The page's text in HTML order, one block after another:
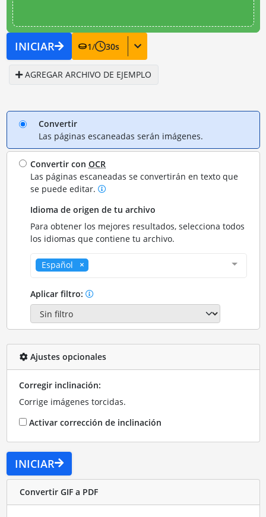
INICIAR 1/ 30s
AGREGAR ARCHIVO DE EJEMPLO
Convertir
Las páginas escaneadas serán imágenes.
Convertir conOCR
Las páginas escaneadas se convertirán en texto que
se puede editar.
Idioma de origen de tu archivo
Para obtener los mejores resultados, selecciona todos
los idiomas que contiene tu archivo.
Español
Aplicar filtro:
Ajustes opcionales
Corregir inclinación:
Corrige imágenes torcidas.
Activar corrección de inclinación
INICIAR
Convertir GIF a PDF